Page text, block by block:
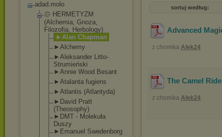
adad.molo
۞ HERMETYZM
(Alchemia, Gnoza,
Filozofia, Herbology)
►Alan Chapman
►Alchemy
►Aleksander Litto-
Strumieński
►Annie Wood Besant
►Atalanta fugiens
►Atlantis (Atlantyda)
►David Pratt
(Theosophy)
►DMT - Molekuła
Duszy
►Emanuel Swedenborg
sortuj według:
Advanced
z chomika Alek24
The Camel
z chomika Alek24